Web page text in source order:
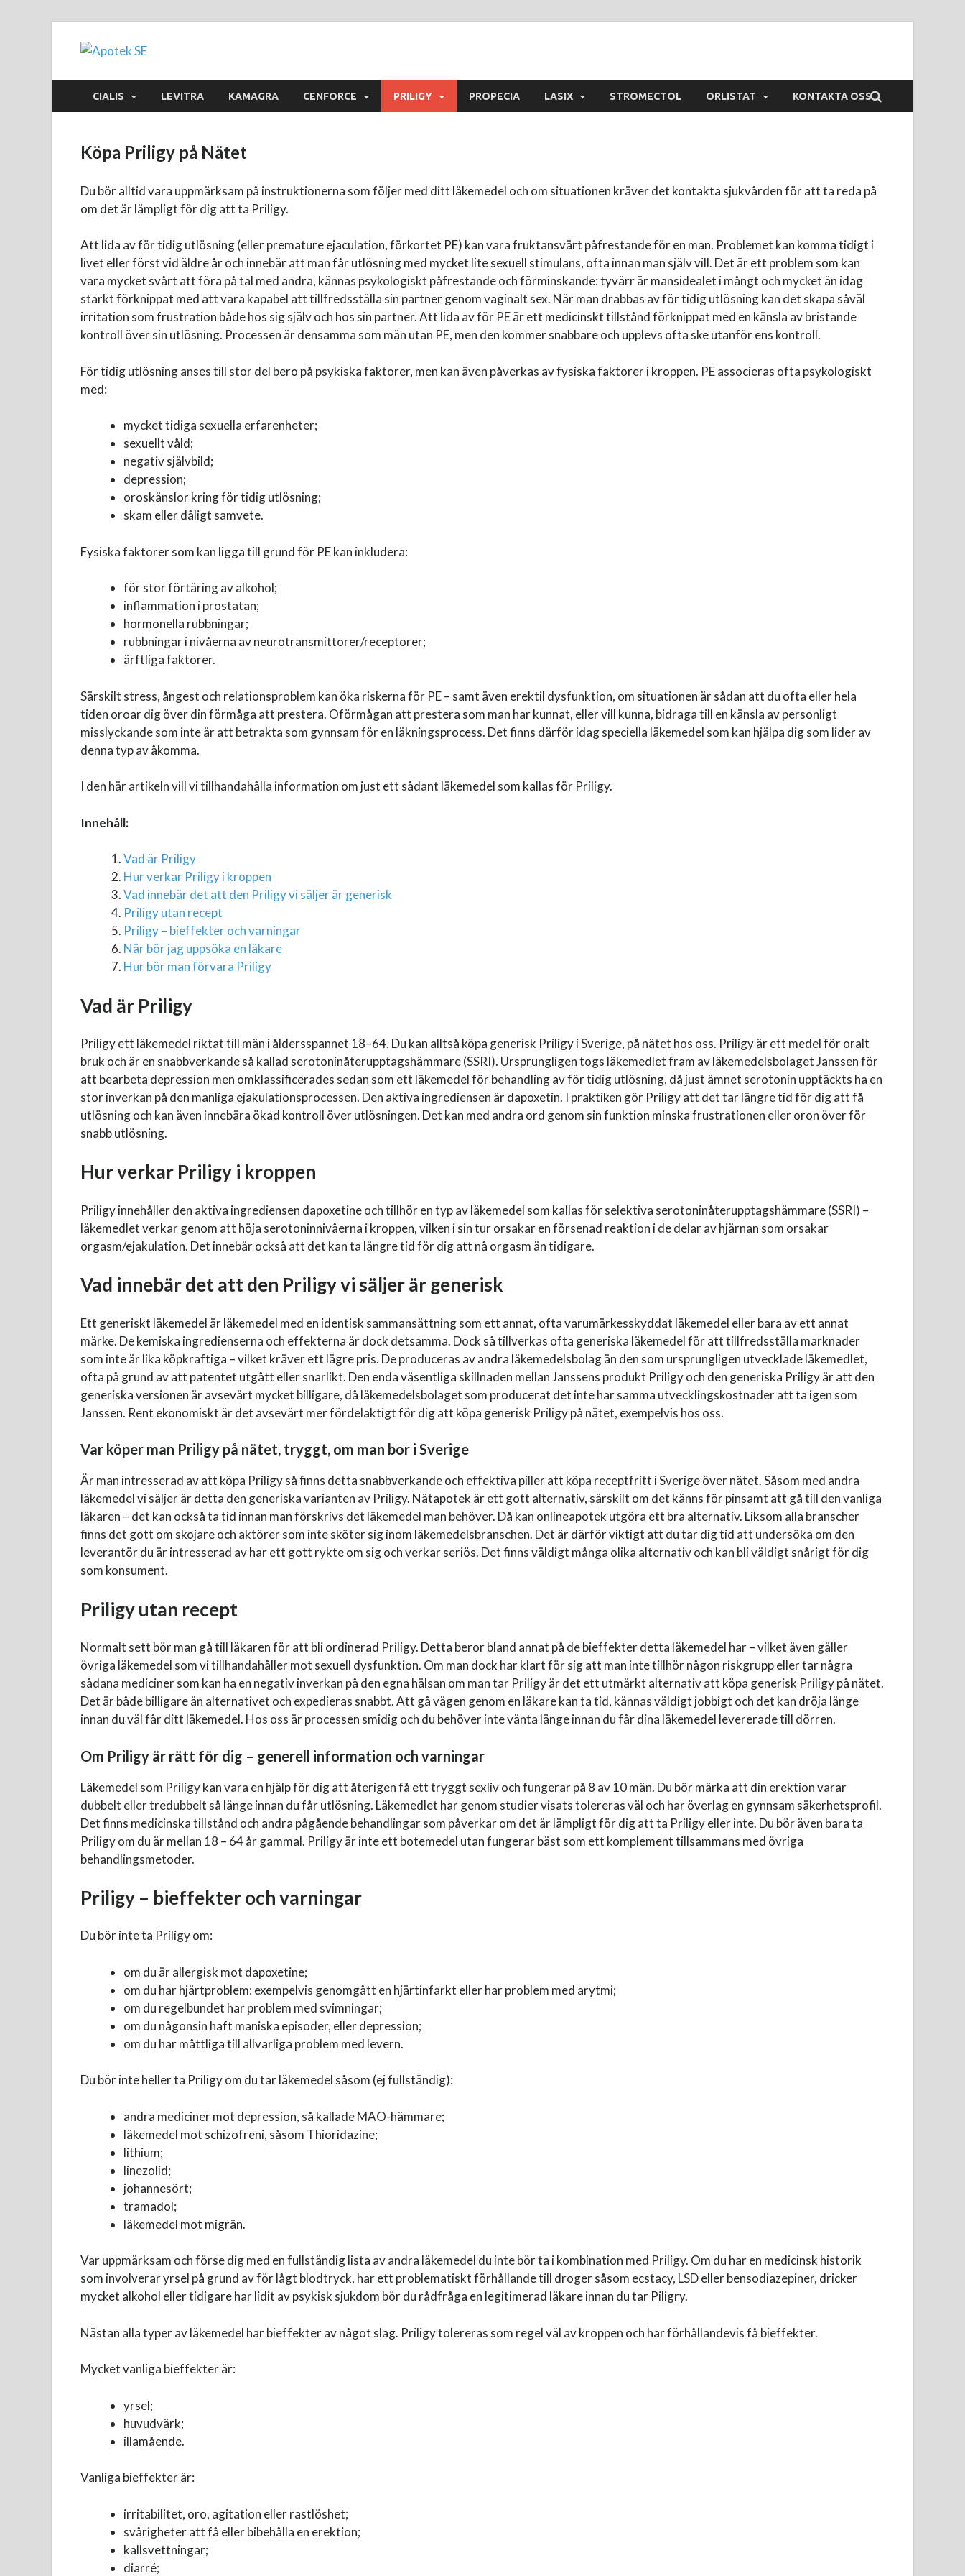
Apotek SE
CIALIS LEVITRA KAMAGRA CENFORCE PRILIGY PROPECIA LASIX STROMECTOL ORLISTAT KONTAKTA OSS
Köpa Priligy på Nätet
Du bör alltid vara uppmärksam på instruktionerna som följer med ditt läkemedel och om situationen kräver det kontakta sjukvården för att ta reda på
om det är lämpligt för dig att ta Priligy.
Att lida av för tidig utlösning (eller premature ejaculation, förkortet PE) kan vara fruktansvärt påfrestande för en man. Problemet kan komma tidigt i
livet eller först vid äldre år och innebär att man får utlösning med mycket lite sexuell stimulans, ofta innan man själv vill. Det är ett problem som kan
vara mycket svårt att föra på tal med andra, kännas psykologiskt påfrestande och förminskande: tyvärr är mansidealet i mångt och mycket än idag
starkt förknippat med att vara kapabel att tillfredsställa sin partner genom vaginalt sex. När man drabbas av för tidig utlösning kan det skapa såväl
irritation som frustration både hos sig själv och hos sin partner. Att lida av för PE är ett medicinskt tillstånd förknippat med en känsla av bristande
kontroll över sin utlösning. Processen är densamma som män utan PE, men den kommer snabbare och upplevs ofta ske utanför ens kontroll.
För tidig utlösning anses till stor del bero på psykiska faktorer, men kan även påverkas av fysiska faktorer i kroppen. PE associeras ofta psykologiskt
med:
mycket tidiga sexuella erfarenheter;
sexuellt våld;
negativ självbild;
depression;
oroskänslor kring för tidig utlösning;
skam eller dåligt samvete.
Fysiska faktorer som kan ligga till grund för PE kan inkludera:
för stor förtäring av alkohol;
inflammation i prostatan;
hormonella rubbningar;
rubbningar i nivåerna av neurotransmittorer/receptorer;
ärftliga faktorer.
Särskilt stress, ångest och relationsproblem kan öka riskerna för PE – samt även erektil dysfunktion, om situationen är sådan att du ofta eller hela
tiden oroar dig över din förmåga att prestera. Oförmågan att prestera som man har kunnat, eller vill kunna, bidraga till en känsla av personligt
misslyckande som inte är att betrakta som gynnsam för en läkningsprocess. Det finns därför idag speciella läkemedel som kan hjälpa dig som lider av
denna typ av åkomma.
I den här artikeln vill vi tillhandahålla information om just ett sådant läkemedel som kallas för Priligy.
Innehåll:
Vad är Priligy
Hur verkar Priligy i kroppen
Vad innebär det att den Priligy vi säljer är generisk
Priligy utan recept
Priligy – bieffekter och varningar
När bör jag uppsöka en läkare
Hur bör man förvara Priligy
Vad är Priligy
Priligy ett läkemedel riktat till män i åldersspannet 18–64. Du kan alltså köpa generisk Priligy i Sverige, på nätet hos oss. Priligy är ett medel för oralt
bruk och är en snabbverkande så kallad serotoninåterupptagshämmare (SSRI). Ursprungligen togs läkemedlet fram av läkemedelsbolaget Janssen för
att bearbeta depression men omklassificerades sedan som ett läkemedel för behandling av för tidig utlösning, då just ämnet serotonin upptäckts ha en
stor inverkan på den manliga ejakulationsprocessen. Den aktiva ingrediensen är dapoxetin. I praktiken gör Priligy att det tar längre tid för dig att få
utlösning och kan även innebära ökad kontroll över utlösningen. Det kan med andra ord genom sin funktion minska frustrationen eller oron över för
snabb utlösning.
Hur verkar Priligy i kroppen
Priligy innehåller den aktiva ingrediensen dapoxetine och tillhör en typ av läkemedel som kallas för selektiva serotoninåterupptagshämmare (SSRI) –
läkemedlet verkar genom att höja serotoninnivåerna i kroppen, vilken i sin tur orsakar en försenad reaktion i de delar av hjärnan som orsakar
orgasm/ejakulation. Det innebär också att det kan ta längre tid för dig att nå orgasm än tidigare.
Vad innebär det att den Priligy vi säljer är generisk
Ett generiskt läkemedel är läkemedel med en identisk sammansättning som ett annat, ofta varumärkesskyddat läkemedel eller bara av ett annat
märke. De kemiska ingredienserna och effekterna är dock detsamma. Dock så tillverkas ofta generiska läkemedel för att tillfredsställa marknader
som inte är lika köpkraftiga – vilket kräver ett lägre pris. De produceras av andra läkemedelsbolag än den som ursprungligen utvecklade läkemedlet,
ofta på grund av att patentet utgått eller snarlikt. Den enda väsentliga skillnaden mellan Janssens produkt Priligy och den generiska Priligy är att den
generiska versionen är avsevärt mycket billigare, då läkemedelsbolaget som producerat det inte har samma utvecklingskostnader att ta igen som
Janssen. Rent ekonomiskt är det avsevärt mer fördelaktigt för dig att köpa generisk Priligy på nätet, exempelvis hos oss.
Var köper man Priligy på nätet, tryggt, om man bor i Sverige
Är man intresserad av att köpa Priligy så finns detta snabbverkande och effektiva piller att köpa receptfritt i Sverige över nätet. Såsom med andra
läkemedel vi säljer är detta den generiska varianten av Priligy. Nätapotek är ett gott alternativ, särskilt om det känns för pinsamt att gå till den vanliga
läkaren – det kan också ta tid innan man förskrivs det läkemedel man behöver. Då kan onlineapotek utgöra ett bra alternativ. Liksom alla branscher
finns det gott om skojare och aktörer som inte sköter sig inom läkemedelsbranschen. Det är därför viktigt att du tar dig tid att undersöka om den
leverantör du är intresserad av har ett gott rykte om sig och verkar seriös. Det finns väldigt många olika alternativ och kan bli väldigt snårigt för dig
som konsument.
Priligy utan recept
Normalt sett bör man gå till läkaren för att bli ordinerad Priligy. Detta beror bland annat på de bieffekter detta läkemedel har – vilket även gäller
övriga läkemedel som vi tillhandahåller mot sexuell dysfunktion. Om man dock har klart för sig att man inte tillhör någon riskgrupp eller tar några
sådana mediciner som kan ha en negativ inverkan på den egna hälsan om man tar Priligy är det ett utmärkt alternativ att köpa generisk Priligy på nätet.
Det är både billigare än alternativet och expedieras snabbt. Att gå vägen genom en läkare kan ta tid, kännas väldigt jobbigt och det kan dröja länge
innan du väl får ditt läkemedel. Hos oss är processen smidig och du behöver inte vänta länge innan du får dina läkemedel levererade till dörren.
Om Priligy är rätt för dig – generell information och varningar
Läkemedel som Priligy kan vara en hjälp för dig att återigen få ett tryggt sexliv och fungerar på 8 av 10 män. Du bör märka att din erektion varar
dubbelt eller tredubbelt så länge innan du får utlösning. Läkemedlet har genom studier visats tolereras väl och har överlag en gynnsam säkerhetsprofil.
Det finns medicinska tillstånd och andra pågående behandlingar som påverkar om det är lämpligt för dig att ta Priligy eller inte. Du bör även bara ta
Priligy om du är mellan 18 – 64 år gammal. Priligy är inte ett botemedel utan fungerar bäst som ett komplement tillsammans med övriga
behandlingsmetoder.
Priligy – bieffekter och varningar
Du bör inte ta Priligy om:
om du är allergisk mot dapoxetine;
om du har hjärtproblem: exempelvis genomgått en hjärtinfarkt eller har problem med arytmi;
om du regelbundet har problem med svimningar;
om du någonsin haft maniska episoder, eller depression;
om du har måttliga till allvarliga problem med levern.
Du bör inte heller ta Priligy om du tar läkemedel såsom (ej fullständig):
andra mediciner mot depression, så kallade MAO-hämmare;
läkemedel mot schizofreni, såsom Thioridazine;
lithium;
linezolid;
johannesört;
tramadol;
läkemedel mot migrän.
Var uppmärksam och förse dig med en fullständig lista av andra läkemedel du inte bör ta i kombination med Priligy. Om du har en medicinsk historik
som involverar yrsel på grund av för lågt blodtryck, har ett problematiskt förhållande till droger såsom ecstacy, LSD eller bensodiazepiner, dricker
mycket alkohol eller tidigare har lidit av psykisk sjukdom bör du rådfråga en legitimerad läkare innan du tar Piligry.
Nästan alla typer av läkemedel har bieffekter av något slag. Priligy tolereras som regel väl av kroppen och har förhållandevis få bieffekter.
Mycket vanliga bieffekter är:
yrsel;
huvudvärk;
illamående.
Vanliga bieffekter är:
irritabilitet, oro, agitation eller rastlöshet;
svårigheter att få eller bibehålla en erektion;
kallsvettningar;
diarré;